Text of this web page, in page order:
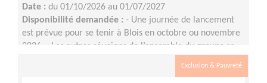
Date : du 01/10/2026 au 01/07/2027
Disponibilité demandée : - Une journée de lancement
est prévue pour se tenir à Blois en octobre ou novembre
2026 ;- Les autres réunions de l’ensemble du groupe se
Exclusion & Pauvreté